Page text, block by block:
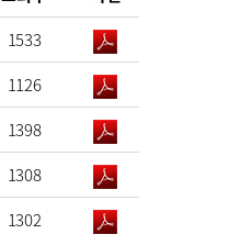
1533
1126
1398
1308
1302